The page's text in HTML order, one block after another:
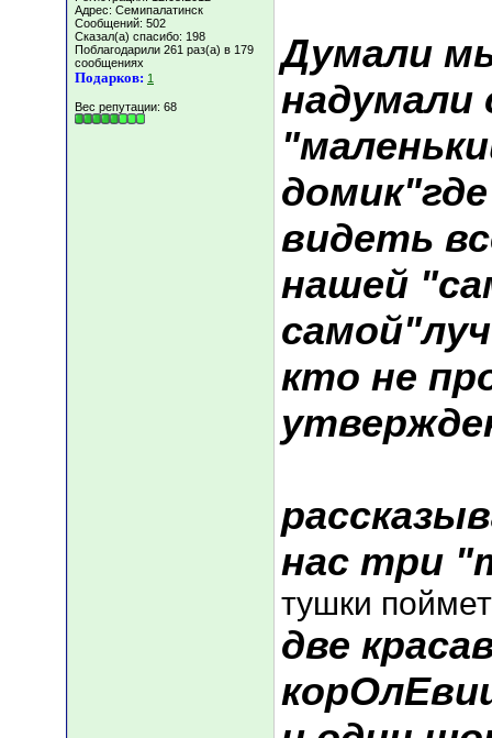
Адрес: Семипалатинск
Сообщений: 502
Сказал(а) спасибо: 198
Поблагодарили 261 раз(а) в 179
сообщениях
Подарков: 1
Вес репутации: 68
Думали
надумали
видеть
нашей
кто не
нас три
тушки
две